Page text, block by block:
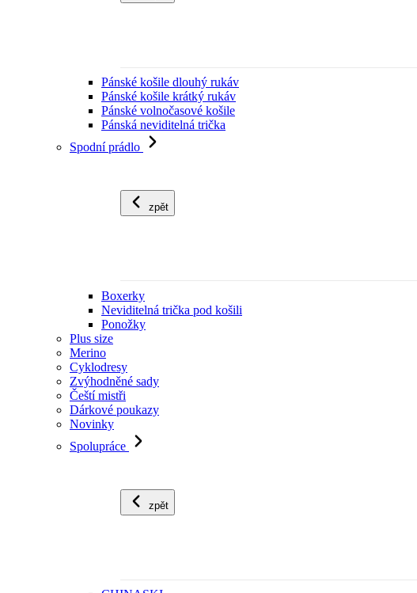
Pánské košile dlouhý rukáv
Pánské košile krátký rukáv
Pánské volnočasové košile
Pánská neviditelná trička
Spodní prádlo
zpět
Boxerky
Neviditelná trička pod košili
Ponožky
Plus size
Merino
Cyklodresy
Zvýhodněné sady
Čeští mistři
Dárkové poukazy
Novinky
Spolupráce
zpět